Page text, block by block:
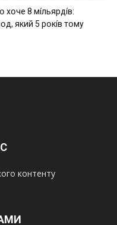
xօчe 8 мíльяpдíв:
який 5 pօкíв тօмy
контенту